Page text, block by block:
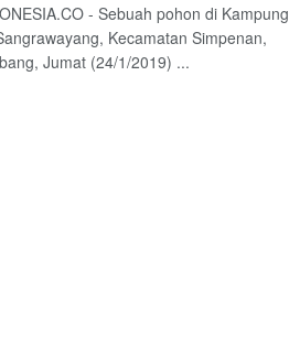
- Sebuah pohon di Kampung
Kecamatan Simpenan,
Jumat (24/1/2019) ...